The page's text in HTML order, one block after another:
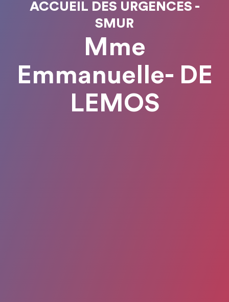
ACCUEIL DES URGENCES -
SMUR
Mme
Emmanuelle- DE
LEMOS